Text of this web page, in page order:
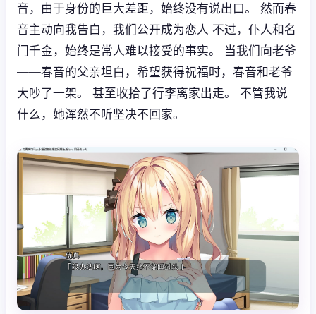
音，由于身份的巨大差距，始终没有说出口。 然而春
音主动向我告白，我们公开成为恋人 不过，仆人和名
门千金，始终是常人难以接受的事实。 当我们向老爷
——春音的父亲坦白，希望获得祝福时，春音和老爷
大吵了一架。 甚至收拾了行李离家出走。 不管我说
什么，她浑然不听坚决不回家。